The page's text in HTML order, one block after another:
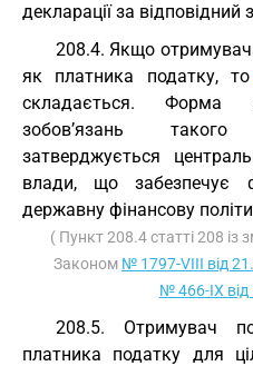
декларації за відповідний
208.4. Якщо
як платника податку, то
складається. Форма
зобов’язань
затверджується
влади, що забезпечує
державну фінансову
( Пункт 208.4 статті 208 із
Законом № 1797-VIII від
№ 466-IX
208.5. Отримувач
платника податку для